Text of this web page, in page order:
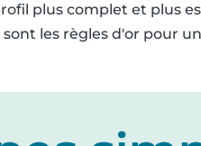
plus complet et plus
les règles d'or pour